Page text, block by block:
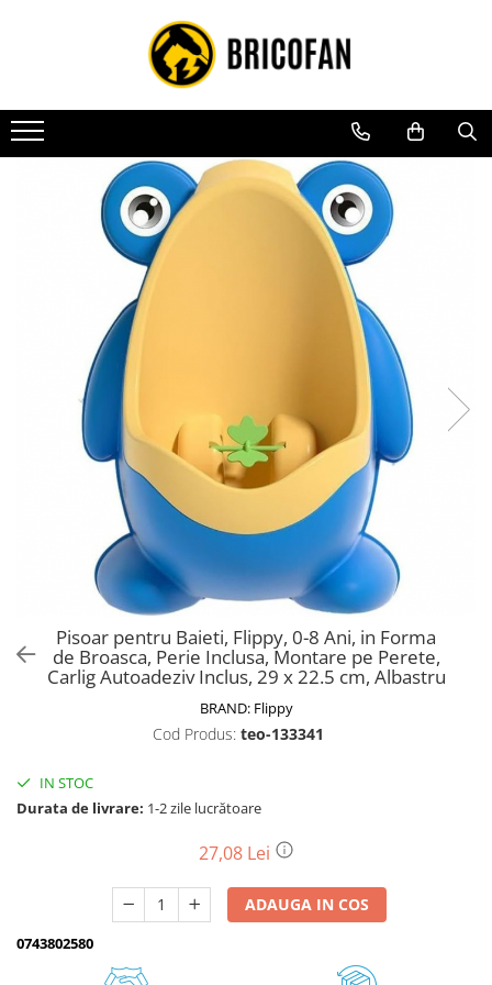
Toate Produsele
Vehicule electrice
Atv
Fără permis
Masini electrice
Piese de schimb vehicule electrice
Scutere electrice
Scutere pe benzina
Tricicluri cargo fara permis
Tricicluri persoane
Trotinete electrice
Biciclete, trotinete, triciclete
Biciclete electrice
Motoburghie si accesorii
Accesorii motoburghie
Drujbe, fierastraie electrice
Drujbe cu acumulator
Unelte electrice busteni
Mori cereale si batoze porumb
Batoze - mori desfacat porumb
Pisoar pentru Baieti, Flippy, 0-8 Ani, in Forma
de Broasca, Perie Inclusa, Montare pe Perete,
Carlig Autoadeziv Inclus, 29 x 22.5 cm, Albastru
BRAND: Flippy
Cod Produs: teo-133341
IN STOC
Durata de livrare: 1-2 zile lucrătoare
27,08 Lei
ADAUGA IN COS
0743802580